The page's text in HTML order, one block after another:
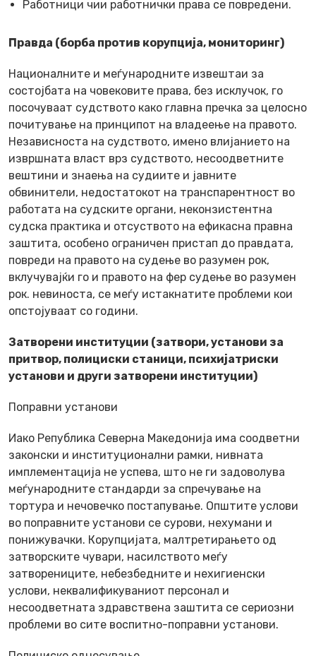
Работници чии работнички права се повредени.
Правда (борба против корупција, мониторинг)
Националните и меѓународните извештаи за
состојбата на човековите права, без исклучок, го
посочуваат судството како главна пречка за целосно
почитување на принципот на владеење на правото.
Независноста на судството, имено влијанието на
извршната власт врз судството, несоодветните
вештини и знаења на судиите и јавните
обвинители, недостатокот на транспарентност во
работата на судските органи, неконзистентна
судска практика и отсуството на ефикасна правна
заштита, особено ограничен пристап до правдата,
повреди на правото на судење во разумен рок,
вклучувајќи го и правото на фер судење во разумен
рок. невиноста, се меѓу истакнатите проблеми кои
опстојуваат со години.
Затворени институции (затвори, установи за
притвор, полициски станици, психијатриски
установи и други затворени институции)
Поправни установи
Иако Република Северна Македонија има соодветни
законски и институционални рамки, нивната
имплементација не успева, што не ги задоволува
меѓународните стандарди за спречување на
тортура и нечовечко постапување. Општите услови
во поправните установи се сурови, нехумани и
понижувачки. Корупцијата, малтретирањето од
затворските чувари, насилството меѓу
затворениците, небезбедните и нехигиенски
услови, неквалификуваниот персонал и
несоодветната здравствена заштита се сериозни
проблеми во сите воспитно-поправни установи.